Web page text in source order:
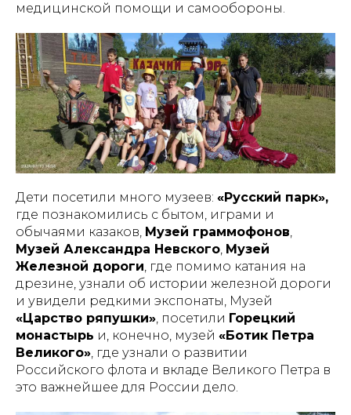
медицинской помощи и самообороны.
Дети посетили много музеев: «Русский парк»,
где познакомились с бытом, играми и
обычаями казаков, Музей граммофонов,
Музей Александра Невского, Музей
Железной дороги, где помимо катания на
дрезине, узнали об истории железной дороги
и увидели редкими экспонаты, Музей
«Царство ряпушки», посетили Горецкий
монастырь и, конечно, музей «Ботик Петра
Великого», где узнали о развитии
Российского флота и вкладе Великого Петра в
это важнейшее для России дело.